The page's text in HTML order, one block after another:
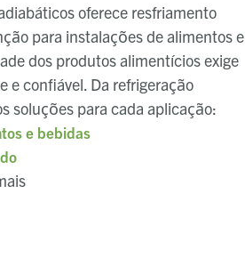
oferece resfriamento
para instalações de alimentos e
dos produtos alimentícios exige
e confiável. Da refrigeração
soluções para cada aplicação:
e bebidas